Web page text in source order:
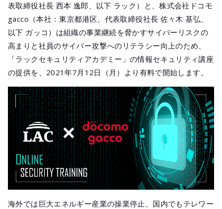
表取締役社長 西本 逸郎、以下 ラック）と、株式会社ドコモ
gacco（本社：東京都港区、代表取締役社長 佐々木 基弘、
以下 ガッコ）は組織の事業継続を脅かすサイバーリスクの
高まりと社員のサイバー攻撃へのリテラシー向上のため、
「ラックセキュリティアカデミー」の情報セキュリティ講座
の提供を、2021年7月12日（月）より有料で開始します。
海外では巨大エネルギー産業の操業停止、国内でもテレワー